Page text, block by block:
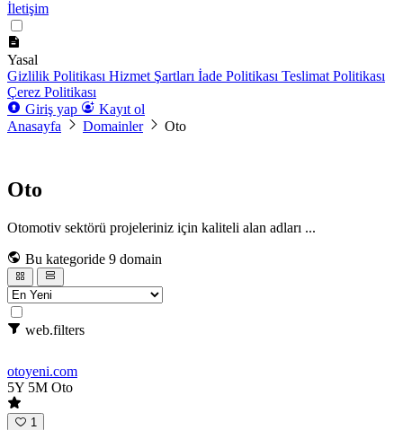
İletişim
Yasal
Gizlilik Politikası Hizmet Şartları İade Politikası Teslimat Politikası
Çerez Politikası
Giriş yap
Kayıt ol
Anasayfa
Domainler Oto
Oto
Otomotiv sektörü projeleriniz için kaliteli alan adları ...
Bu kategoride 9 domain
web.filters
otoyeni.com
5Y 5M Oto
1